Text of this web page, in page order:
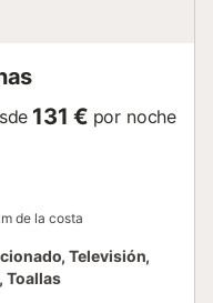
131 € por noche
de la costa
Televisión,
Toallas